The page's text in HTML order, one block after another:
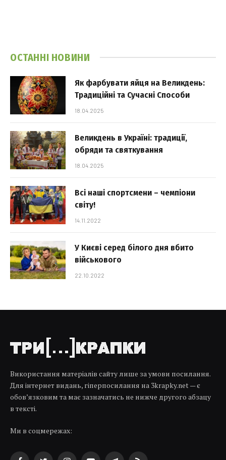
ОСТАННІ НОВИНИ
Як фарбувати яйця на Великдень:
Традиційні та Сучасні Способи
18.04.2025
Великдень в Україні: традиції,
обряди та святкування
18.04.2025
Всі наші спортсмени – чемпіони
світу!
14.11.2022
У Києві серед білого дня вбито
військового
22.10.2022
Використання матеріалів сайту лише за умови посилання.
Для інтернет видань, гіперпосилання на 3krapky.net — є
обов’язковим та має зазначатись не нижче другого абзацу
в тексті.
Ми в соцмережах: